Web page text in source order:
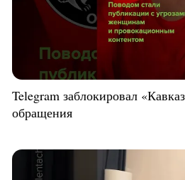
Telegram заблокировал
обращения